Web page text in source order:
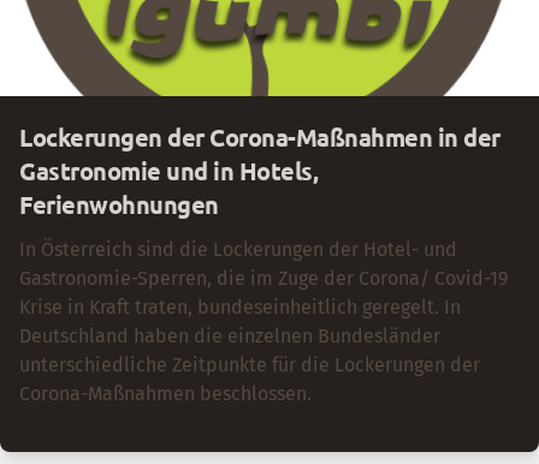
Lockerungen der Corona-Maßnahmen in der
Gastronomie und in Hotels,
Ferienwohnungen
In Österreich sind die Lockerungen der Hotel- und
Gastronomie-Sperren, die im Zuge der Corona/ Covid-19
Krise in Kraft traten, bundeseinheitlich geregelt. In
Deutschland haben die einzelnen Bundesländer
unterschiedliche Zeitpunkte für die Lockerungen der
Corona-Maßnahmen beschlossen.